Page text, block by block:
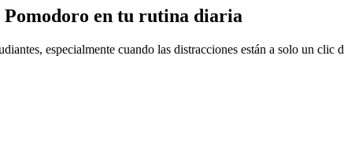
en tu rutina diaria
especialmente cuando las distracciones están a solo un clic